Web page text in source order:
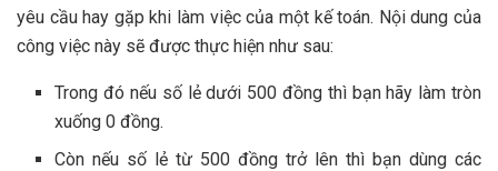
yêu cầu hay gặp khi làm việc của một kế toán. Nội dung của
công việc này sẽ được thực hiện như sau:
Trong đó nếu số lẻ dưới 500 đồng thì bạn hãy làm tròn
xuống 0 đồng.
Còn nếu số lẻ từ 500 đồng trở lên thì bạn dùng các